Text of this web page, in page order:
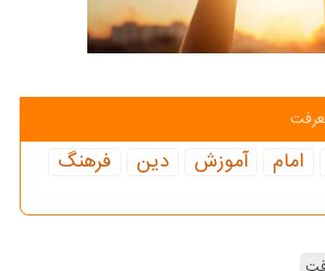
امام آموزش دین
فرهنگ